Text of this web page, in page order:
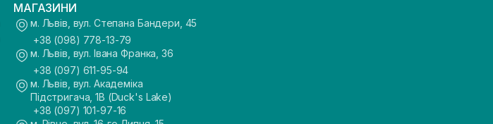
МАГАЗИНИ
м. Львів, вул. Степана Бандери, 45
+38 (098) 778-13-79
м. Львів, вул. Івана Франка, 36
+38 (097) 611-95-94
м. Львів, вул. Академіка
Підстригача, 1В (Duck's Lake)
+38 (097) 101-97-16